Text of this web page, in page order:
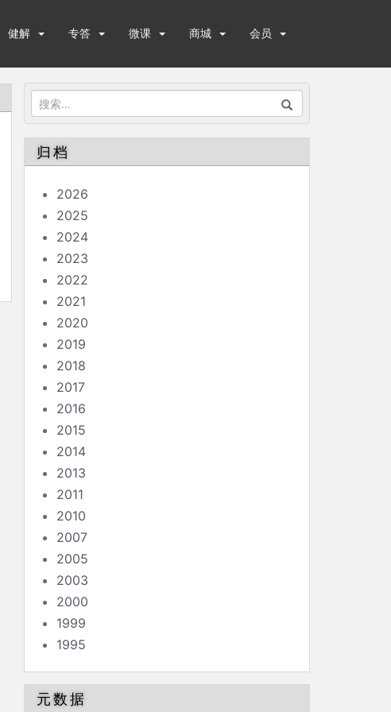
健解 专答 微课 商城 会员
搜
索：
归档
2026
2025
2024
2023
2022
2021
2020
2019
2018
2017
2016
2015
2014
2013
2011
2010
2007
2005
2003
2000
1999
1995
元数据